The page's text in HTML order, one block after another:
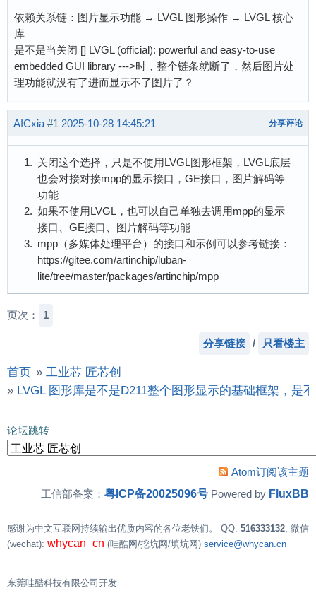
依赖关系链：图片显示功能 → LVGL 图形操作 → LVGL 核心
库
是不是当关闭 [] LVGL (official): powerful and easy-to-use
embedded GUI library --->时，整个链条就断了，然后图片处
理功能就没有了进而显示不了图片了？
AICxia #1 2025-10-28 14:45:21 分享评论
关闭这个选择，只是不使用LVGL图形框架，LVGL底层
也会对接对接mpp的显示接口，GE接口，图片解码等
功能
如果不使用LVGL，也可以自己单独去调用mpp的显示
接口、GE接口、图片解码等功能
mpp（多媒体处理平台）的接口和示例可以参考链接：
https://gitee.com/artinchip/luban-
lite/tree/master/packages/artinchip/mpp
页次： 1
分享链接 / 只看楼主
首页 » 工业芯 匠芯创
» LVGL 图形库是不是D211整个图形显示的基础框架，是
论坛跳转
Atom订阅该主题
工信部备案： 粤ICP备20025096号 Powered by FluxBB
感谢为中文互联网持续输出优质内容的各位老铁们。 QQ: 516333132, 微信
(wechat): whycan_cn (哇酷网/挖坑网/填坑网) service@whycan.cn
东莞哇酷科技有限公司开发